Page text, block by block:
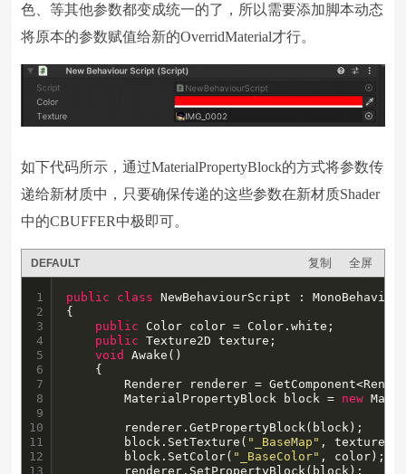
色、等其他参数都变成统一的了，所以需要添加脚本动态
将原本的参数赋值给新的OverridMaterial才行。
如下代码所示，通过MaterialPropertyBlock的方式将参数传
递给新材质中，只要确保传递的这些参数在新材质Shader
中的CBUFFER中极即可。
DEFAULT 复制 全屏
1
2
3
4
5
6
7
8
9
10
11
12
13
public class NewBehaviourScript :
{
public Color color = Color.white;
public Texture2D texture;
void
Awake()
    {
Renderer renderer =
        MaterialPropertyBlock block =
new
        renderer.GetPropertyBlock(block);
        block.SetTexture(
"_BaseMap" , texture);
        block.SetColor(
"_BaseColor" , color);
        renderer.SetPropertyBlock(block);